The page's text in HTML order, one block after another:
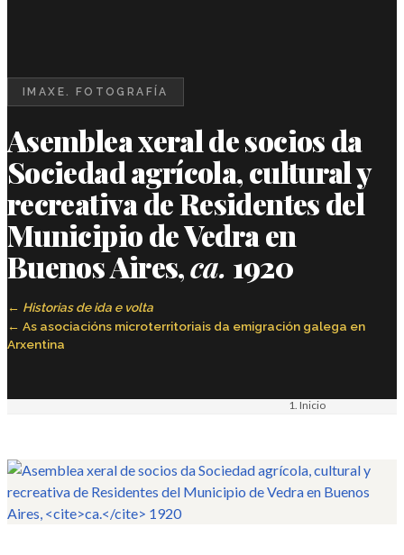
IMAXE. FOTOGRAFÍA
Asemblea xeral de socios da
Sociedad agrícola, cultural y
recreativa de Residentes del
Municipio de Vedra en
Buenos Aires,ca. 1920
Historias de ida e volta
As asociacións microterritoriais da emigración galega en
Arxentina
Inicio